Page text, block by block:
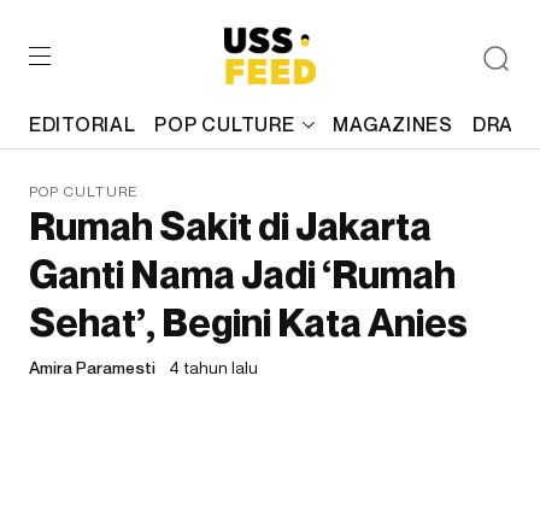
EDITORIAL POP CULTURE MAGAZINES
POP CULTURE
Rumah Sakit di Jakarta
Ganti Nama Jadi ‘Rumah
Sehat’, Begini Kata Anies
Amira Paramesti 4 tahun lalu